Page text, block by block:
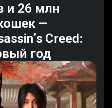
и 26 млн
—
Creed:
год